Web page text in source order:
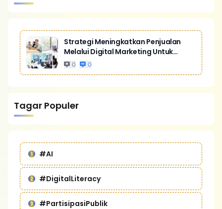
Strategi Meningkatkan Penjualan
Melalui Digital Marketing Untuk
Bisnis Yang Lebih Kompetitif
0 0
Tagar Populer
#AI
#DigitalLiteracy
#PartisipasiPublik